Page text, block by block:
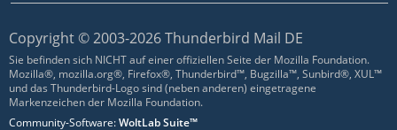
Copyright © 2003-2026 Thunderbird Mail DE
Sie befinden sich NICHT auf einer offiziellen Seite der Mozilla Foundation.
Mozilla®, mozilla.org®, Firefox®, Thunderbird™, Bugzilla™, Sunbird®, XUL™
und das Thunderbird-Logo sind (neben anderen) eingetragene
Markenzeichen der Mozilla Foundation.
Community-Software:WoltLab Suite™